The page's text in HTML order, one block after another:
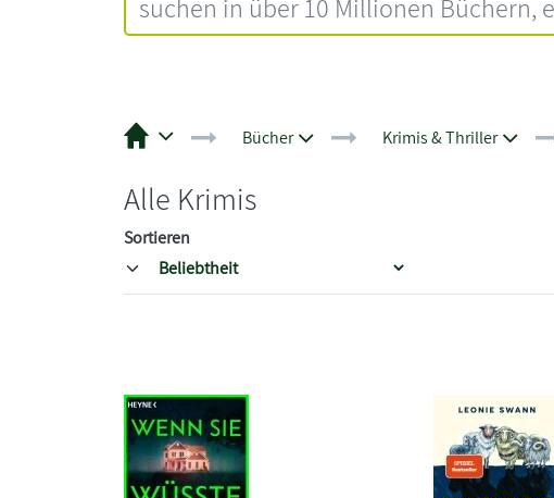
Bücher Krimis & Thriller
Alle Krimis
Sortieren